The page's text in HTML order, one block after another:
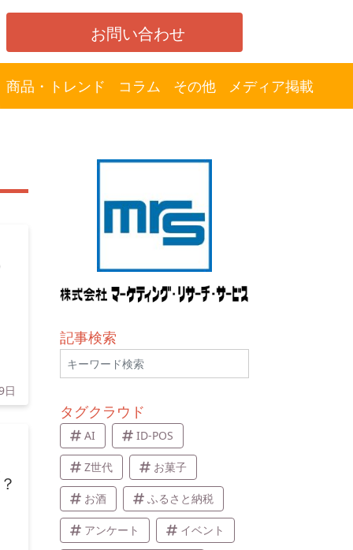
お問い合わせ
商品・トレンド コラム その他 メディア掲載
日
記事検索
タグクラウド
AI ID-POS
Z世代 お菓子
お酒 ふるさと納税
アンケート イベント